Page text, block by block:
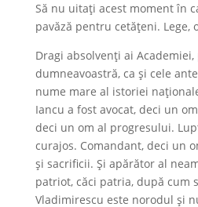
Să nu uitați acest moment în
pavăză pentru cetățeni. Lege,
Dragi absolvenți ai
dumneavoastră, ca și cele
nume mare al istoriei
Iancu a fost avocat, deci un
deci un om al progresului.
curajos. Comandant, deci un
și sacrificii. Și apărător al
patriot, căci patria, după cum
Vladimirescu este norodul și